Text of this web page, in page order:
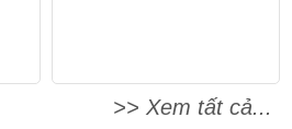
>> Xem tất cả...